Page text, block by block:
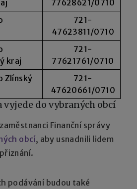
77628621/0710
721-
47623811/0710
kraj
721-
77621761/0710
Zlínský
721-
47620661/0710
vyjede do vybraných obcí
Finanční správy
obcí, aby usnadnili lidem
podávání budou také